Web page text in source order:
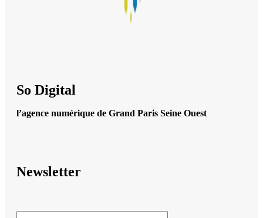
So Digital
l’agence numérique de Grand Paris Seine Ouest
Newsletter